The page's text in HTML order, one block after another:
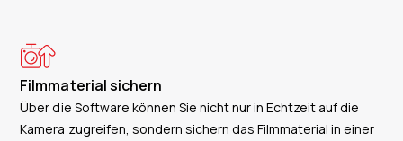
Filmmaterial sichern
Über die Software können Sie nicht nur in Echtzeit auf die
Kamera zugreifen, sondern sichern das Filmmaterial in einer